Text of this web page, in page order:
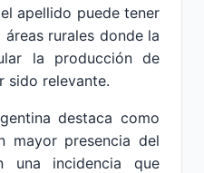
apellido puede tener
rurales donde la
la producción de
sido relevante.
destaca como
mayor presencia del
una incidencia que